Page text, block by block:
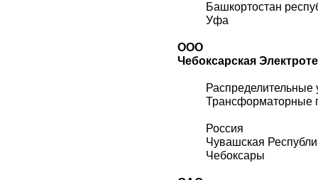
Башкортостан
Уфа
ООО
Чебоксарская
Распределительные
Трансформаторные
Россия
Чувашская
Чебоксары